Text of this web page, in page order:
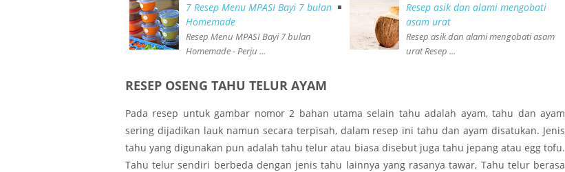
7 Resep Menu MPASI Bayi 7 bulan
Homemade
Resep Menu MPASI Bayi 7 bulan
Homemade - Perju ...
Resep asik dan alami mengobati
asam urat
Resep asik dan alami mengobati asam
urat Resep ...
RESEP OSENG TAHU TELUR AYAM
Pada resep untuk gambar nomor 2 bahan utama selain tahu adalah ayam, tahu dan ayam
sering dijadikan lauk namun secara terpisah, dalam resep ini tahu dan ayam disatukan. Jenis
tahu yang digunakan pun adalah tahu telur atau biasa disebut juga tahu jepang atau egg tofu.
Tahu telur sendiri berbeda dengan jenis tahu lainnya yang rasanya tawar, Tahu telur berasa